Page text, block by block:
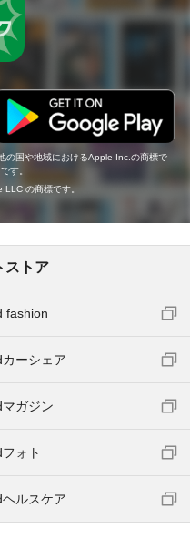
の国や地域におけるApple Inc.の商標で
す。
の商標です。
ストア
fashion
カーシェア
マガジン
ォト
ヘルスケア